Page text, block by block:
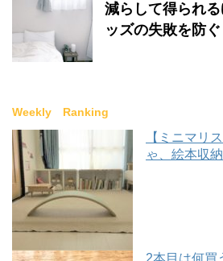
減らして得られ
ッズの失敗を防ぐ
Weekly Ranking
【ミニマリ
ゃ、絵本収
2本目は何買